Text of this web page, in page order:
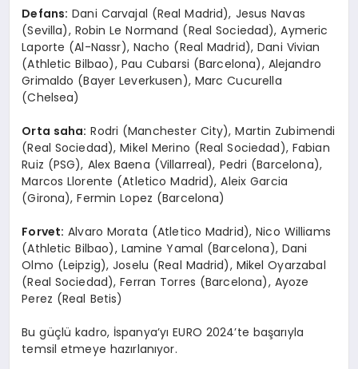
Defans: Dani Carvajal (Real Madrid), Jesus Navas
(Sevilla), Robin Le Normand (Real Sociedad), Aymeric
Laporte (Al-Nassr), Nacho (Real Madrid), Dani Vivian
(Athletic Bilbao), Pau Cubarsi (Barcelona), Alejandro
Grimaldo (Bayer Leverkusen), Marc Cucurella
(Chelsea)
Orta saha: Rodri (Manchester City), Martin Zubimendi
(Real Sociedad), Mikel Merino (Real Sociedad), Fabian
Ruiz (PSG), Alex Baena (Villarreal), Pedri (Barcelona),
Marcos Llorente (Atletico Madrid), Aleix Garcia
(Girona), Fermin Lopez (Barcelona)
Forvet: Alvaro Morata (Atletico Madrid), Nico Williams
(Athletic Bilbao), Lamine Yamal (Barcelona), Dani
Olmo (Leipzig), Joselu (Real Madrid), Mikel Oyarzabal
(Real Sociedad), Ferran Torres (Barcelona), Ayoze
Perez (Real Betis)
Bu güçlü kadro, İspanya’yı EURO 2024’te başarıyla
temsil etmeye hazırlanıyor.